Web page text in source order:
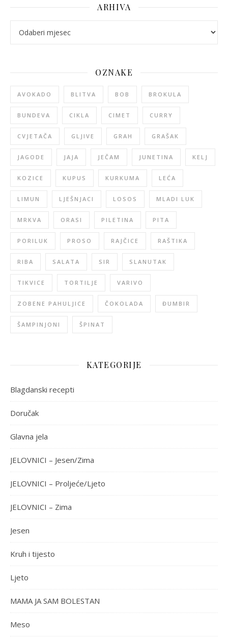
ARHIVA
OZNAKE
AVOKADO BLITVA BOB BROKULA
BUNDEVA CIKLA CIMET CURRY
CVJETAČA GLJIVE GRAH GRAŠAK
JAGODE JAJA JEČAM JUNETINA KELJ
KOZICE KUPUS KURKUMA LEĆA
LIMUN LJEŠNJACI LOSOS MLADI LUK
MRKVA ORASI PILETINA PITA
PORILUK PROSO RAJČICE RAŠTIKA
RIBA SALATA SIR SLANUTAK
TIKVICE TORTILJE VARIVO
ZOBENE PAHULJICE ČOKOLADA ĐUMBIR
ŠAMPINJONI ŠPINAT
KATEGORIJE
Blagdanski recepti
Doručak
Glavna jela
JELOVNICI – Jesen/Zima
JELOVNICI – Proljeće/Ljeto
JELOVNICI – Zima
Jesen
Kruh i tijesto
Ljeto
MAMA JA SAM BOLESTAN
Meso